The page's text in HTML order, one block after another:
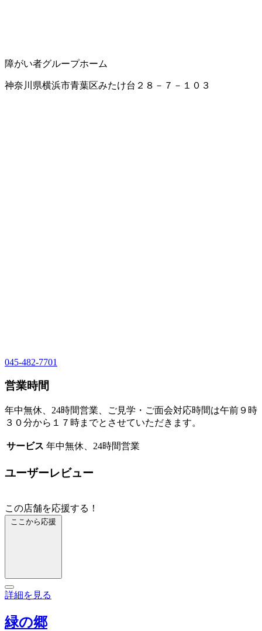
障がい者グループホーム
神奈川県横浜市青葉区みたけ台２８－７－１０３
045-482-7701
営業時間
年中無休、24時間営業、ご見学・ご面会対応時間は午前９時
３０分から１７時までとさせていただきます。
サービス 年中無休、24時間営業
ユーザーレビュー
この店舗を応援する！
ここから応援
詳細を見る
緑の郷